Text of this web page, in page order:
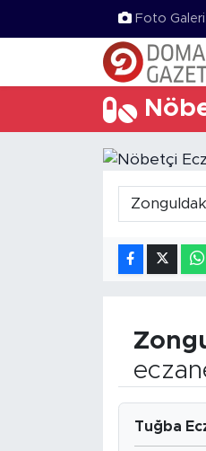
Foto Galeri
Tuğba